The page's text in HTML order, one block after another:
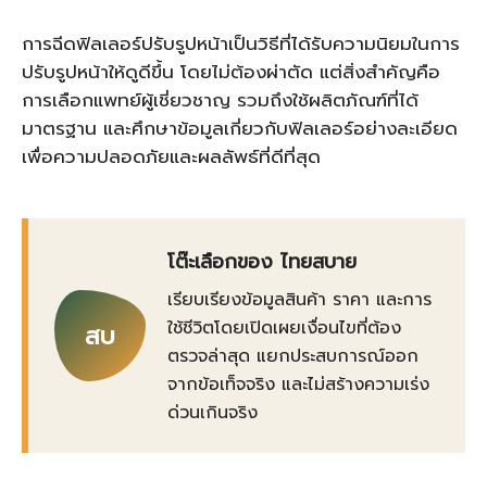
การฉีดฟิลเลอร์ปรับรูปหน้าเป็นวิธีที่ได้รับความนิยมในการ
ปรับรูปหน้าให้ดูดีขึ้น โดยไม่ต้องผ่าตัด แต่สิ่งสำคัญคือ
การเลือกแพทย์ผู้เชี่ยวชาญ รวมถึงใช้ผลิตภัณฑ์ที่ได้
มาตรฐาน และศึกษาข้อมูลเกี่ยวกับฟิลเลอร์อย่างละเอียด
เพื่อความปลอดภัยและผลลัพธ์ที่ดีที่สุด
สบ
โต๊ะเลือกของ ไทยสบาย
เรียบเรียงข้อมูลสินค้า ราคา และการ
ใช้ชีวิตโดยเปิดเผยเงื่อนไขที่ต้อง
ตรวจล่าสุด แยกประสบการณ์ออก
จากข้อเท็จจริง และไม่สร้างความเร่ง
ด่วนเกินจริง